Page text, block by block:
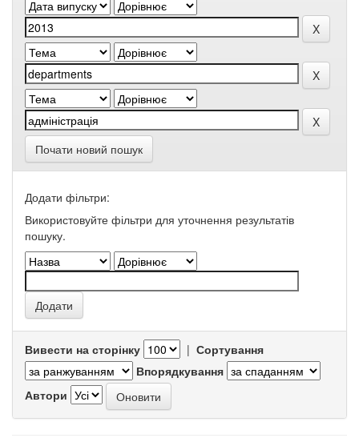
Почати новий пошук
Додати фільтри:
Використовуйте фільтри для уточнення результатів
пошуку.
Вивести на сторінку | Сортування
Впорядкування
Автори